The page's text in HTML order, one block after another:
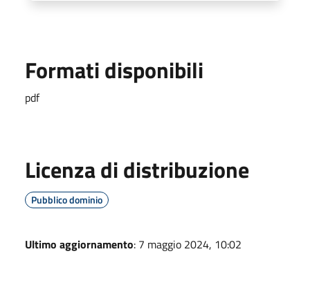
Formati disponibili
pdf
Licenza di distribuzione
Pubblico dominio
Ultimo aggiornamento: 7 maggio 2024, 10:02